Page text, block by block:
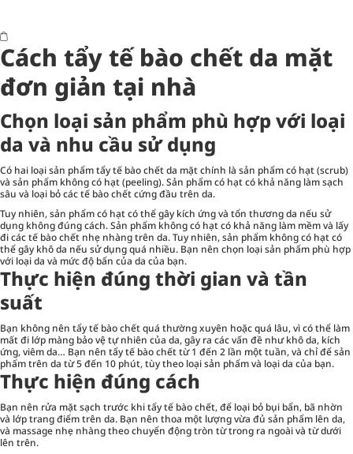
Cách tẩy tế bào chết da mặt
đơn giản tại nhà
Chọn loại sản phẩm phù hợp với loại
da và nhu cầu sử dụng
Có hai loại sản phẩm tẩy tế bào chết da mặt chính là sản phẩm có hạt (scrub)
và sản phẩm không có hạt (peeling). Sản phẩm có hạt có khả năng làm sạch
sâu và loại bỏ các tế bào chết cứng đầu trên da.
Tuy nhiên, sản phẩm có hạt có thể gây kích ứng và tổn thương da nếu sử
dụng không đúng cách. Sản phẩm không có hạt có khả năng làm mềm và lấy
đi các tế bào chết nhẹ nhàng trên da. Tuy nhiên, sản phẩm không có hạt có
thể gây khô da nếu sử dụng quá nhiều. Bạn nên chọn loại sản phẩm phù hợp
với loại da và mức độ bẩn của da của bạn.
Thực hiện đúng thời gian và tần
suất
Bạn không nên tẩy tế bào chết quá thường xuyên hoặc quá lâu, vì có thể làm
mất đi lớp màng bảo vệ tự nhiên của da, gây ra các vấn đề như khô da, kích
ứng, viêm da… Bạn nên tẩy tế bào chết từ 1 đến 2 lần một tuần, và chỉ để sản
phẩm trên da từ 5 đến 10 phút, tùy theo loại sản phẩm và loại da của bạn.
Thực hiện đúng cách
Bạn nên rửa mặt sạch trước khi tẩy tế bào chết, để loại bỏ bụi bẩn, bã nhờn
và lớp trang điểm trên da. Bạn nên thoa một lượng vừa đủ sản phẩm lên da,
và massage nhẹ nhàng theo chuyển động tròn từ trong ra ngoài và từ dưới
lên trên.